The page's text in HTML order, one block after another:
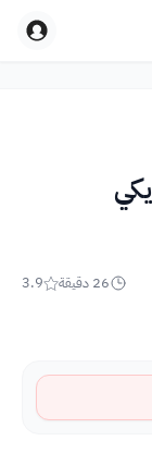
26 دقيقة 3.9